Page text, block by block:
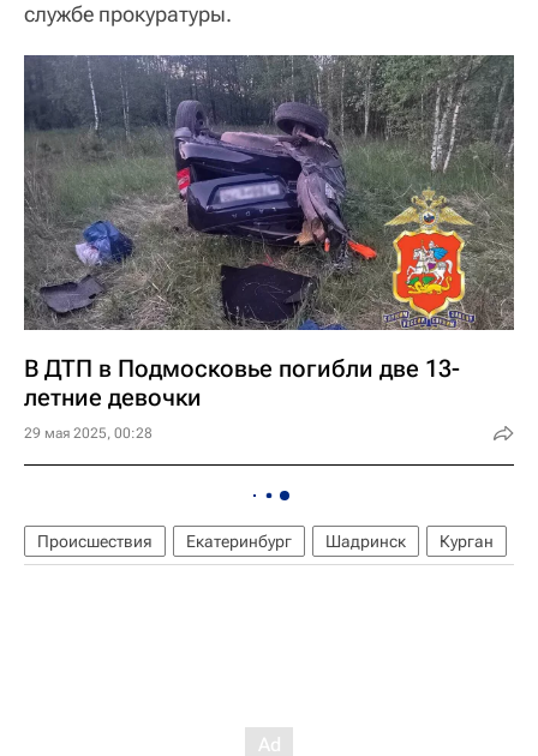
службе прокуратуры.
В ДТП в Подмосковье погибли две 13-
летние девочки
29 мая 2025, 00:28
Происшествия Екатеринбург Шадринск Курган